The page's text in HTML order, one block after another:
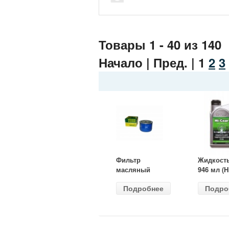
Товары 1 - 40 из 140
Начало | Пред. | 1 2 3
Фильтр
масляный
(MANN) W
Подробнее
946 мл